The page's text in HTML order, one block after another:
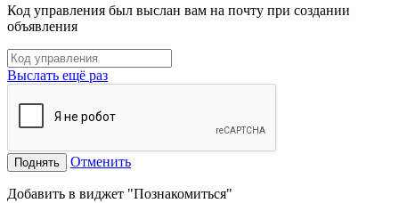
Код управления был выслан вам на почту при создании
объявления
Выслать ещё раз
Поднять Отменить
Добавить в виджет "Познакомиться"